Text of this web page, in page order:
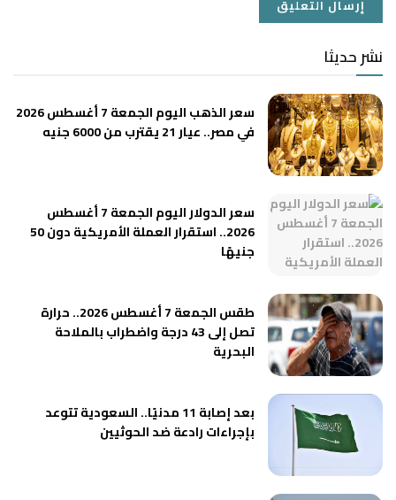
نشر حديثا
سعر الذهب اليوم الجمعة 7 أغسطس 2026
في مصر.. عيار 21 يقترب من 6000 جنيه
سعر الدولار اليوم الجمعة 7 أغسطس
2026.. استقرار العملة الأمريكية دون 50
جنيهًا
طقس الجمعة 7 أغسطس 2026.. حرارة
تصل إلى 43 درجة واضطراب بالملاحة
البحرية
بعد إصابة 11 مدنيًا.. السعودية تتوعد
بإجراءات رادعة ضد الحوثيين